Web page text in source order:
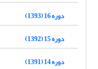
دوره 16 (1393)
دوره 15 (1392)
دوره 14 (1391)